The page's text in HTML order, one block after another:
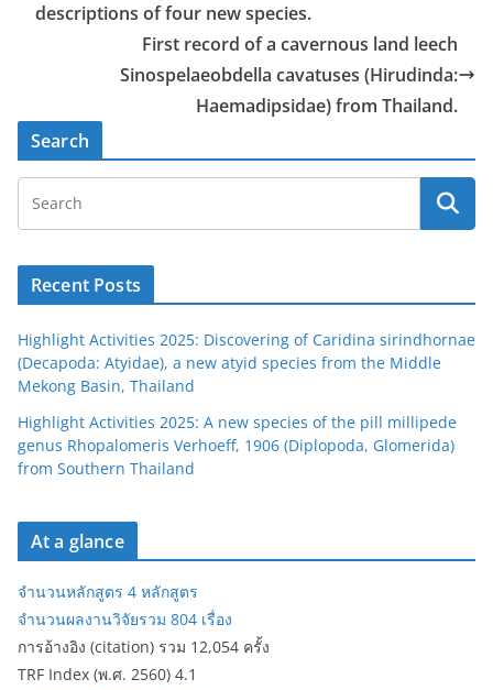
descriptions of four new species.
First record of a cavernous land leech
Sinospelaeobdella cavatuses (Hirudinda:
Haemadipsidae) from Thailand.
Search
Recent Posts
Highlight Activities 2025: Discovering of Caridina sirindhornae
(Decapoda: Atyidae), a new atyid species from the Middle
Mekong Basin, Thailand
Highlight Activities 2025: A new species of the pill millipede
genus Rhopalomeris Verhoeff, 1906 (Diplopoda, Glomerida)
from Southern Thailand
At a glance
จำนวนหลักสูตร 4 หลักสูตร
จำนวนผลงานวิจัยรวม 804 เรื่อง
การอ้างอิง (citation) รวม 12,054 ครั้ง
TRF Index (พ.ศ. 2560) 4.1